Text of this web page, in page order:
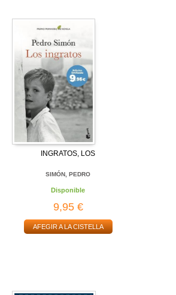
INGRATOS, LOS
SIMÓN, PEDRO
Disponible
9,95 €
AFEGIR A LA CISTELLA